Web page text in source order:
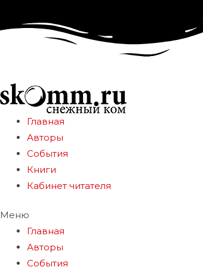
Главная
Авторы
События
Книги
Кабинет читателя
Меню
Главная
Авторы
События